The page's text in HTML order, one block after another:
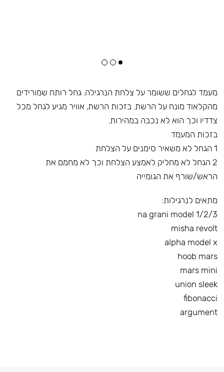
מעמד לגחלים ששומר על צלחת הנרגילה. גחל רותח שמורידים
מהקלאוד מונח על הרשת. בזכות הרשת, אוויר מגיע לגחל מכל
צדדיו וכך הוא לא נכבה במהירות.
בזכות המעמד
1 הגחל לא משאיר סימנים על הצלחת
2 הגחל לא מחליק לאמצע הצלחת וכך לא מחמם את
הראש/שורף את הגומייה
מתאים לנרגילות:
na grani model 1/2/3
misha revolt
alpha model x
hoob mars
mars mini
union sleek
fibonacci
argument